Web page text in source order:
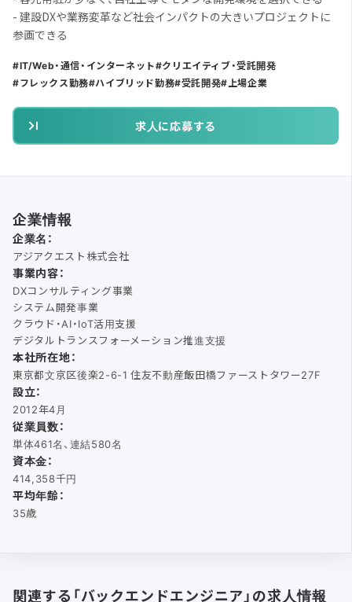
- 建設DXや業務変革など社会インパクトの大きいプロジェクトに
参画できる
IT/Web・通信・インターネット
クリエイティブ・受託開発
フレックス勤務 ハイブリッド勤務 受託開発 上場企業
求人に応募する
企業情報
企業名：
アジアクエスト株式会社
事業内容：
DXコンサルティング事業
システム開発事業
クラウド・AI・IoT活用支援
デジタルトランスフォーメーション推進支援
本社所在地：
東京都文京区後楽2-6-1 住友不動産飯田橋ファーストタワー27F
設立：
2012年4月
従業員数：
単体461名、連結580名
資本金：
414,358千円
平均年齢：
35歳
関連する「バックエンドエンジニア」の求人情報